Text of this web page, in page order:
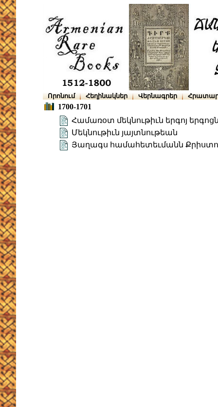
Որոնում Հեղինակներ Վերնագրեր
1700-1701
Համառօտ մեկնութիւն երգոյ
Մեկնութիւն յայտնութեան
Յաղագս համահետեւմանն